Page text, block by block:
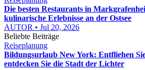
Die besten Restaurants in
kulinarische Erlebnisse an der Ostsee
AUTOR • Jul 20, 2026
Beliebte Beiträge
Reiseplanung
Bildungsurlaub New York: Entfliehen
entdecken Sie die Stadt der Lichter